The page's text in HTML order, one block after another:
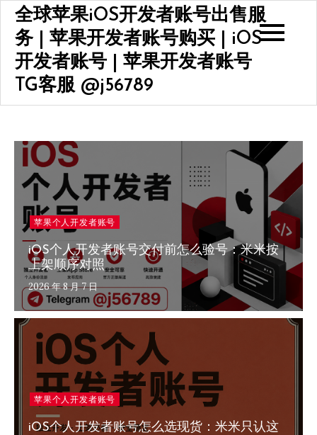
Skip
content
全球苹果iOS开发者账号出售服
务 | 苹果开发者账号购买 | iOS
开发者账号 | 苹果开发者账号
TG客服 @j56789
苹果个人开发者账号
iOS个人开发者账号交付前怎么验号：米米按
上架顺序对照
2026 年 8 月 7 日
苹果个人开发者账号
iOS个人开发者账号怎么选现货：米米只认这